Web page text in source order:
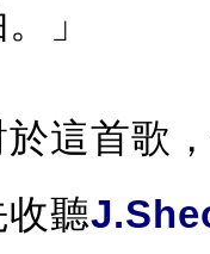
」
於這首歌
收聽